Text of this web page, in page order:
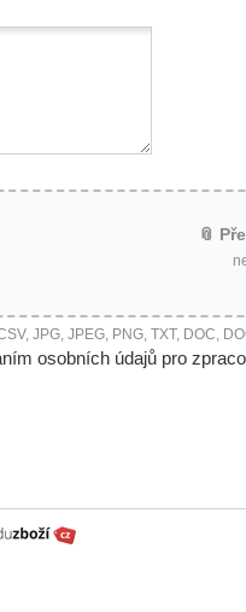
📎
JPG, JPEG, PNG, TXT, DOC,
osobních údajů pro